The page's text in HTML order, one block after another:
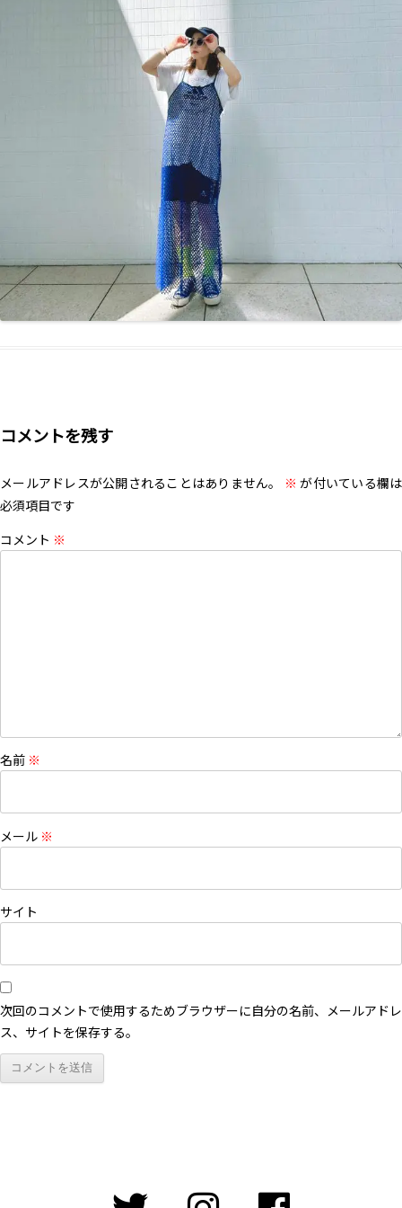
コメントを残す
メールアドレスが公開されることはありません。 ※ が付いている欄は
必須項目です
コメント ※
名前 ※
メール ※
サイト
次回のコメントで使用するためブラウザーに自分の名前、メールアドレ
ス、サイトを保存する。